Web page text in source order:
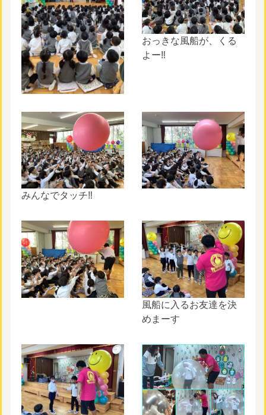
おっきな風船が、くる
よー‼︎
みんなでタッチ‼︎
風船に入るお友達を決
めまーす